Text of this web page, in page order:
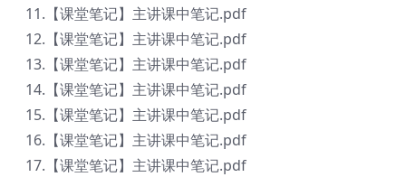
11.【课堂笔记】主讲课中笔记.pdf
12.【课堂笔记】主讲课中笔记.pdf
13.【课堂笔记】主讲课中笔记.pdf
14.【课堂笔记】主讲课中笔记.pdf
15.【课堂笔记】主讲课中笔记.pdf
16.【课堂笔记】主讲课中笔记.pdf
17.【课堂笔记】主讲课中笔记.pdf